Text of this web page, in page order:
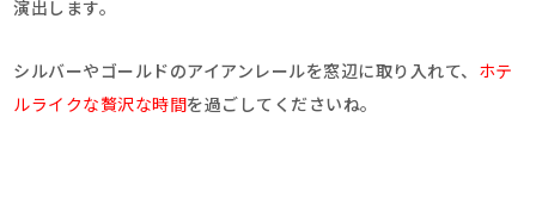
演出します。
シルバーやゴールドのアイアンレールを窓辺に取り入れて、 ホテ
ルライクな贅沢な時間 を過ごしてくださいね。